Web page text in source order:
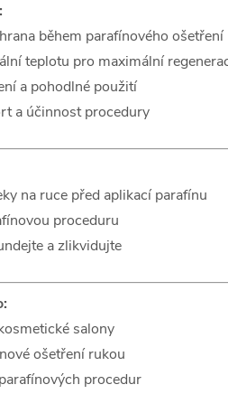
během parafínového ošetření
teplotu pro maximální
a pohodlné použití
a účinnost procedury
na ruce před aplikací parafínu
proceduru
a zlikvidujte
salony
ošetření rukou
procedur